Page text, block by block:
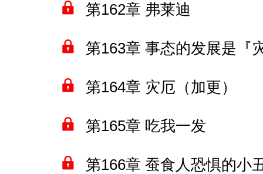
第162章 弗莱迪
第163章 事态的发展是『
第164章 灾厄（加更）
第165章 吃我一发
第166章 蚕食人恐惧的小